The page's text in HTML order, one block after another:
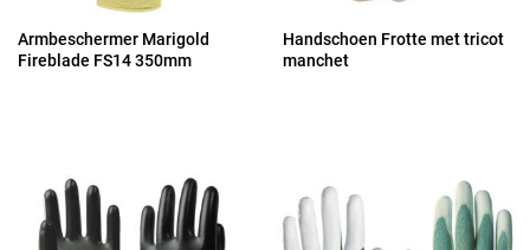
Armbeschermer Marigold
Fireblade FS14 350mm
Handschoen Frotte met tricot
manchet